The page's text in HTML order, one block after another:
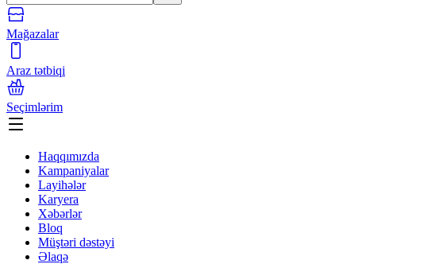
Mağazalar
Araz tətbiqi
Seçimlərim
Haqqımızda
Kampaniyalar
Layihələr
Karyera
Xəbərlər
Bloq
Müştəri dəstəyi
Əlaqə